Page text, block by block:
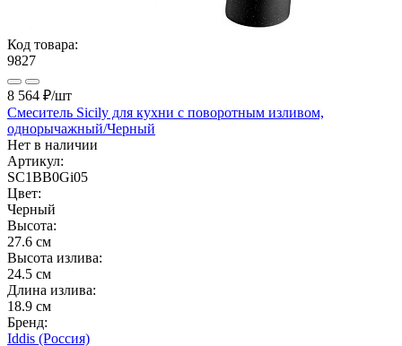
Код товара:
9827
8 564 ₽/шт
Смеситель Sicily для кухни с поворотным изливом,
однорычажный/Черный
Нет в наличии
Артикул:
SC1BB0Gi05
Цвет:
Черный
Высота:
27.6 см
Высота излива:
24.5 см
Длина излива:
18.9 см
Бренд:
Iddis (Россия)